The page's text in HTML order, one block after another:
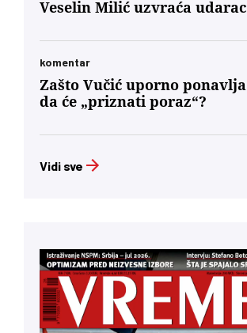
Veselin Milić uzvraća udarac
komentar
Zašto Vučić uporno ponavlja
da će „priznati poraz“?
Vidi sve